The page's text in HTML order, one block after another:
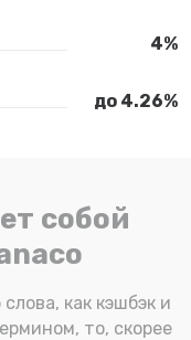
4%
до 4.26%
собой
как кэшбэк и
то, скорее